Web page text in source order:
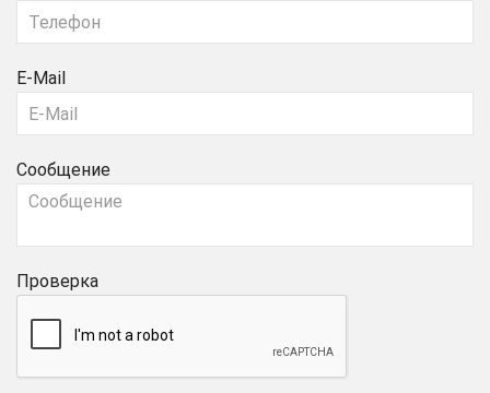
E-Mail
Сообщение
Проверка